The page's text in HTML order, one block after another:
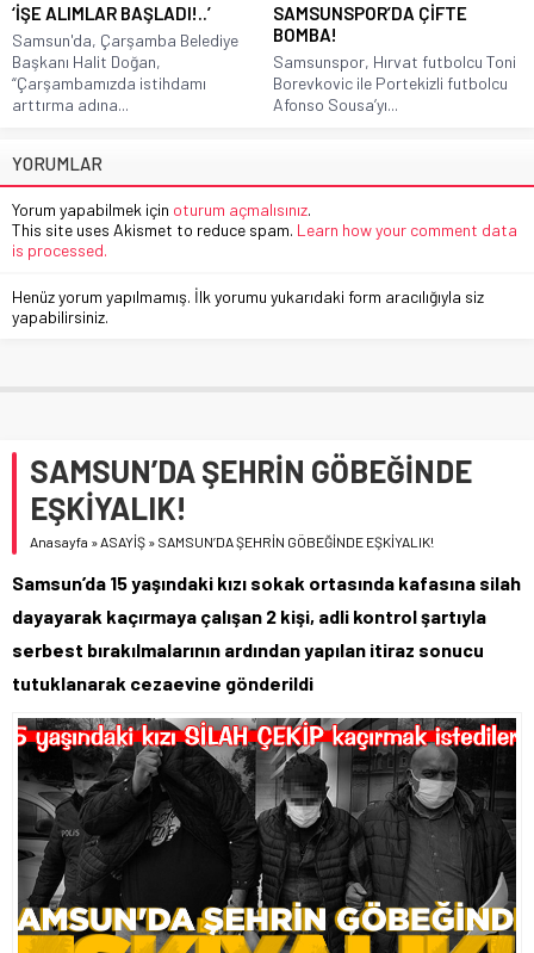
‘İŞE ALIMLAR BAŞLADI!..’
Samsun'da, Çarşamba Belediye
Başkanı Halit Doğan,
“Çarşambamızda istihdamı
arttırma adına...
SAMSUNSPOR’DA ÇİFTE
BOMBA!
Samsunspor, Hırvat futbolcu Toni
Borevkovic ile Portekizli futbolcu
Afonso Sousa’yı...
YORUMLAR
Yorum yapabilmek için oturum açmalısınız.
This site uses Akismet to reduce spam. Learn how your comment data
is processed.
Henüz yorum yapılmamış. İlk yorumu yukarıdaki form aracılığıyla siz
yapabilirsiniz.
SAMSUN’DA ŞEHRİN GÖBEĞİNDE
EŞKİYALIK!
Anasayfa » ASAYİŞ » SAMSUN’DA ŞEHRİN GÖBEĞİNDE EŞKİYALIK!
Samsun’da 15 yaşındaki kızı sokak ortasında kafasına silah
dayayarak kaçırmaya çalışan 2 kişi, adli kontrol şartıyla
serbest bırakılmalarının ardından yapılan itiraz sonucu
tutuklanarak cezaevine gönderildi